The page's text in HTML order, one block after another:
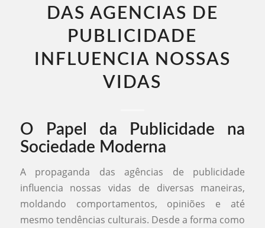
DAS AGENCIAS DE
PUBLICIDADE
INFLUENCIA NOSSAS
VIDAS​
O Papel da Publicidade na
Sociedade Moderna
A propaganda das agências de publicidade
influencia nossas vidas de diversas maneiras,
moldando comportamentos, opiniões e até
mesmo tendências culturais. Desde a forma como